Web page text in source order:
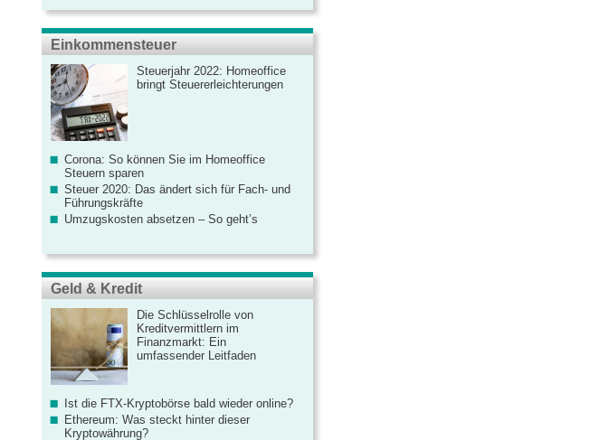
Einkommensteuer
Steuerjahr 2022: Homeoffice
bringt Steuererleichterungen
Corona: So können Sie im Homeoffice
Steuern sparen
Steuer 2020: Das ändert sich für Fach- und
Führungskräfte
Umzugskosten absetzen – So geht’s
Geld & Kredit
Die Schlüsselrolle von
Kreditvermittlern im
Finanzmarkt: Ein
umfassender Leitfaden
Ist die FTX-Kryptobörse bald wieder online?
Ethereum: Was steckt hinter dieser
Kryptowährung?